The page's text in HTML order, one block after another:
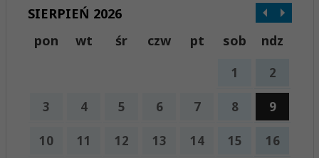
SIERPIEŃ 2026
pon
wt śr czw pt sob ndz
1 2
3 4 5 6 7 8 9
10 11 12 13 14 15 16